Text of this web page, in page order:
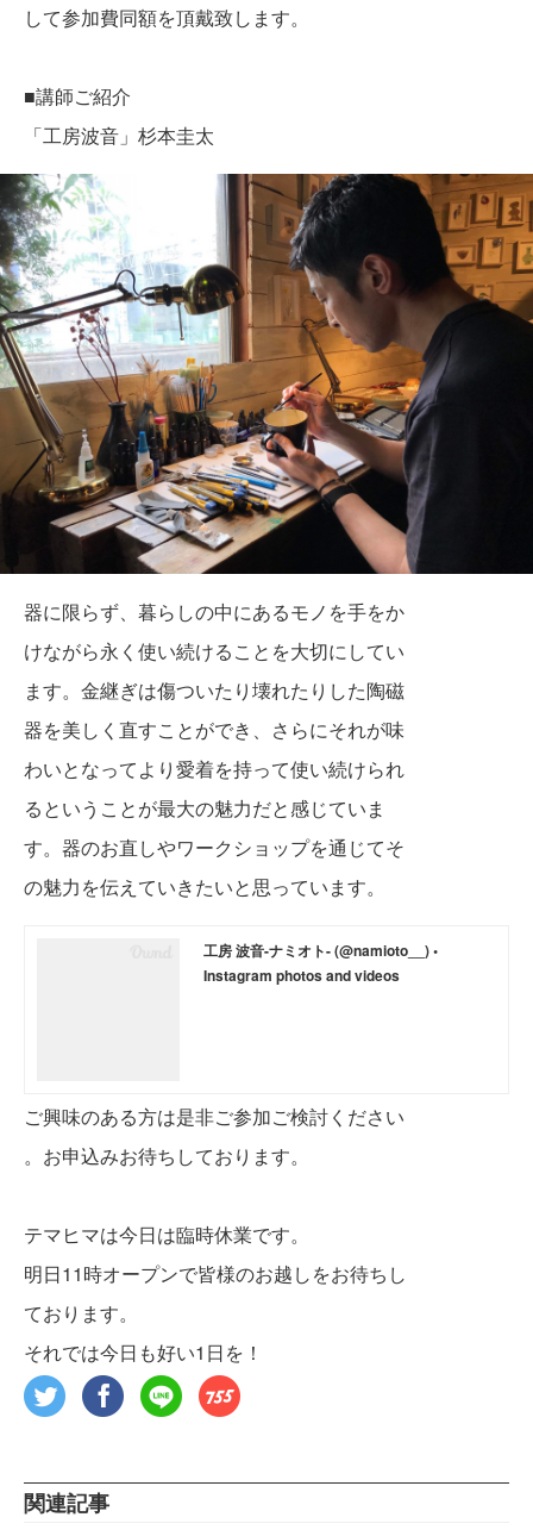
して参加費同額を頂戴致します。
■講師ご紹介
「工房波音」杉本圭太
器に限らず、暮らしの中にあるモノを手をか
けながら永く使い続けることを大切にしてい
ます。 金継ぎは傷ついたり壊れたりした陶磁
器を美しく直すことができ、さらにそれが味
わいとなってより愛着を持って使い続けられ
るということが最大の魅力だと感じていま
す。器のお直しやワークショップを通じてそ
の魅力を伝えていきたいと思っています。
工房 波音-ナミオト- (@namioto__) •
Instagram photos and videos
ご興味のある方は是非ご参加ご検討ください
。お申込みお待ちしております。
テマヒマは今日は臨時休業です。
明日11時オープンで皆様のお越しをお待ちし
ております。
それでは今日も好い1日を！
関連記事